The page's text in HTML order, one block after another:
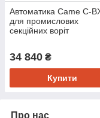
Автоматика Came C-
для промислових
секційних воріт
34 840 ₴
Купити
Про нас